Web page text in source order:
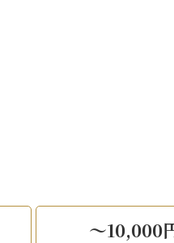
～10,000